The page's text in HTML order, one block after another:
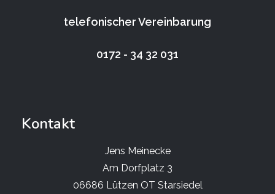
telefonischer Vereinbarung
0172 - 34 32 031
Kontakt
Jens Meinecke
Am Dorfplatz 3
06686 Lützen OT Starsiedel